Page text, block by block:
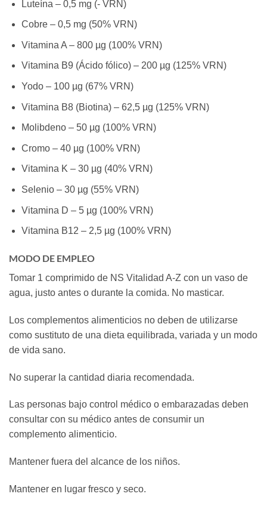
Luteína – 0,5 mg (- VRN)
Cobre – 0,5 mg (50% VRN)
Vitamina A – 800 µg (100% VRN)
Vitamina B9 (Ácido fólico) – 200 µg (125% VRN)
Yodo – 100 µg (67% VRN)
Vitamina B8 (Biotina) – 62,5 µg (125% VRN)
Molibdeno – 50 µg (100% VRN)
Cromo – 40 µg (100% VRN)
Vitamina K – 30 µg (40% VRN)
Selenio – 30 µg (55% VRN)
Vitamina D – 5 µg (100% VRN)
Vitamina B12 – 2,5 µg (100% VRN)
MODO DE EMPLEO
Tomar 1 comprimido de NS Vitalidad A-Z con un vaso de
agua, justo antes o durante la comida. No masticar.
Los complementos alimenticios no deben de utilizarse
como sustituto de una dieta equilibrada, variada y un modo
de vida sano.
No superar la cantidad diaria recomendada.
Las personas bajo control médico o embarazadas deben
consultar con su médico antes de consumir un
complemento alimenticio.
Mantener fuera del alcance de los niños.
Mantener en lugar fresco y seco.